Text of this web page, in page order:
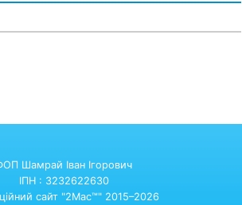
Шамрай Іван Ігорович
ІПН : 3232622630
сайт "2Mac™" 2015–2026